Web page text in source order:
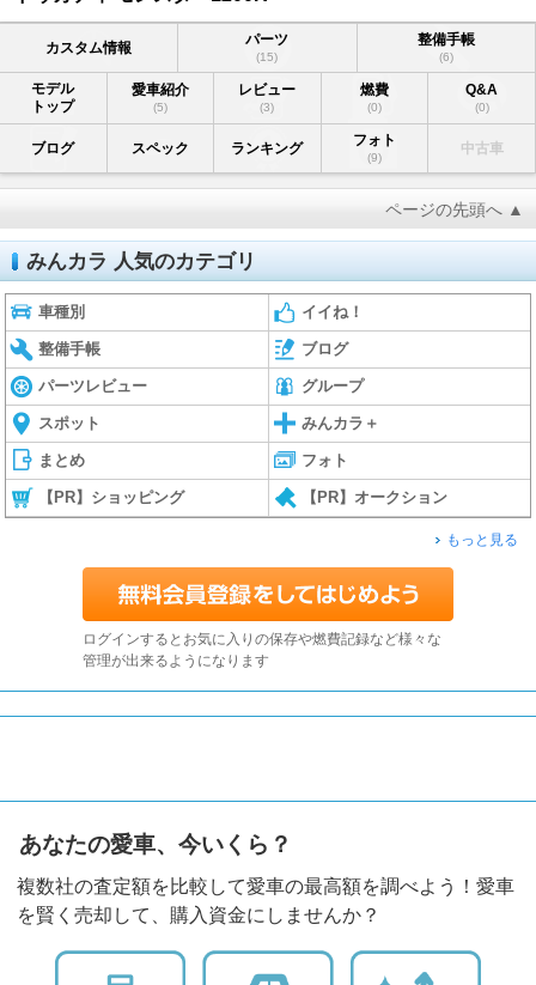
カスタム情報 パーツ
(15)
整備手帳
(6)
モデル
トップ
愛車紹介
(5)
レビュー
(3)
燃費
(0)
Q&A
(0)
ブログ スペック ランキング フォト
(9)
中古車
ページの先頭へ ▲
みんカラ 人気のカテゴリ
車種別 イイね！
整備手帳 ブログ
パーツレビュー グループ
スポット みんカラ＋
まとめ フォト
【PR】ショッピング 【PR】オークション
もっと見る
ログインするとお気に入りの保存や燃費記録など様々な
管理が出来るようになります
あなたの愛車、今いくら？
複数社の査定額を比較して愛車の最高額を調べよう！愛車
を賢く売却して、購入資金にしませんか？